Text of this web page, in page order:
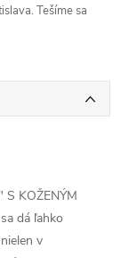
Tešíme sa
KOŽENÝM
dá ľahko
v